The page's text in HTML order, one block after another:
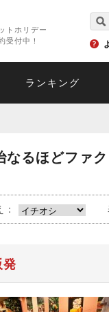
トホリデー
受付中！
ランキング
なるほどファ
：
発